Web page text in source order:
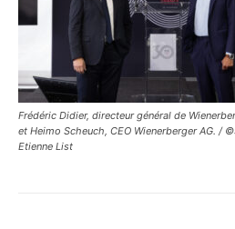
Frédéric Didier, directeur général de
et Heimo Scheuch, CEO Wienerberger AG. /
Etienne List